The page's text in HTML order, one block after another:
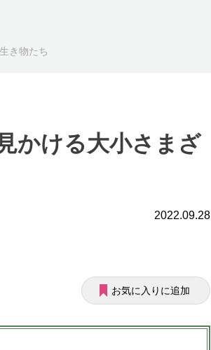
き物たち
かける大小さまざ
2022.09.28
お気に入りに追加